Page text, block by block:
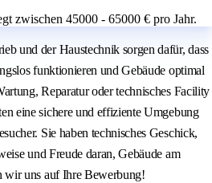
zwischen 45000 - 65000 € pro Jahr.
und der Haustechnik sorgen dafür, dass
funktionieren und Gebäude optimal
Reparatur oder technisches Facility
eine sichere und effiziente Umgebung
Sie haben technisches Geschick,
und Freude daran, Gebäude am
wir uns auf Ihre Bewerbung!